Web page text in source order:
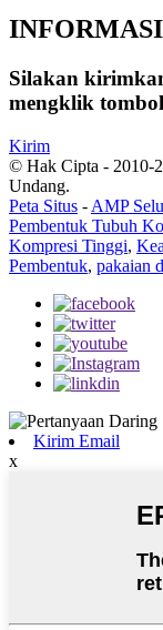
INFORMASI
Silakan
mengklik
Kirim
© Hak Cipta - 2010-
Undang.
Peta Situs - AMP
Pembentuk Tubuh
Kompresi Tinggi,
Pembentuk, pakaian
Kirim Email
x